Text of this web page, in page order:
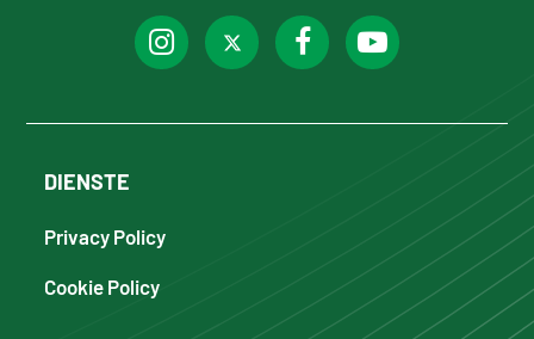
DIENSTE
Privacy Policy
Cookie Policy